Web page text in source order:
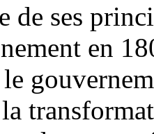
de ses
en